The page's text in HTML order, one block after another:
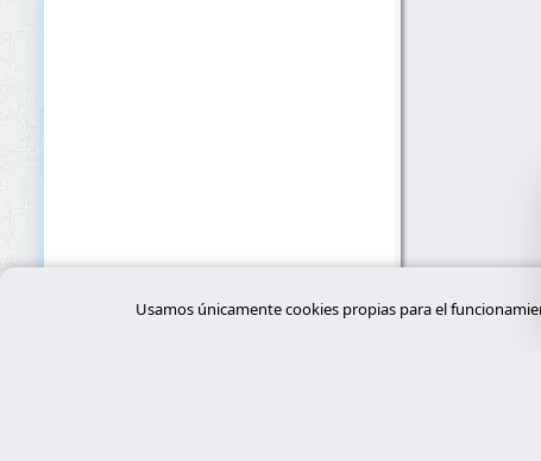
Usamos únicamente cookies propias para el